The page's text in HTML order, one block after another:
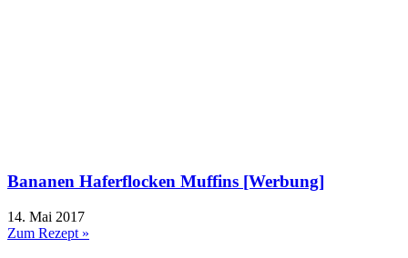
Bananen Haferflocken Muffins [Werbung]
14. Mai 2017
Zum Rezept »